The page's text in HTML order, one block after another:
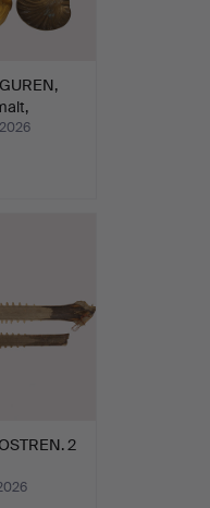
2